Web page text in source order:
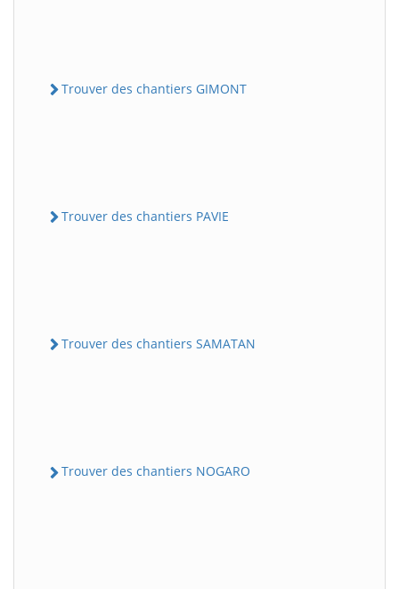
Trouver des chantiers GIMONT
Trouver des chantiers PAVIE
Trouver des chantiers SAMATAN
Trouver des chantiers NOGARO